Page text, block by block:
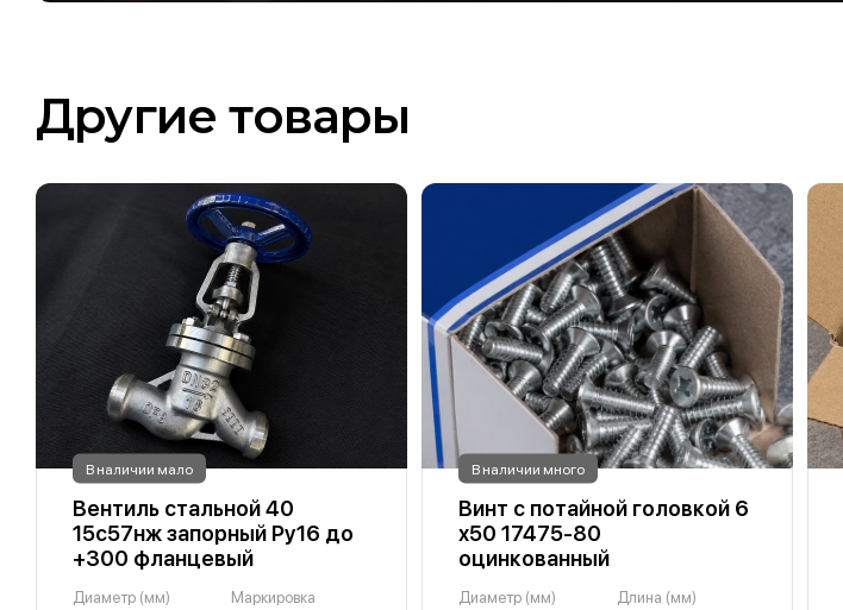
Другие товары
В наличии мало
Вентиль стальной 40
15с57нж запорный Ру16 до
+300 фланцевый
Диаметр (мм)
Маркировка
В наличии много
Винт с потайной головкой 6
х50 17475-80
оцинкованный
Диаметр (мм)
Длина (мм)